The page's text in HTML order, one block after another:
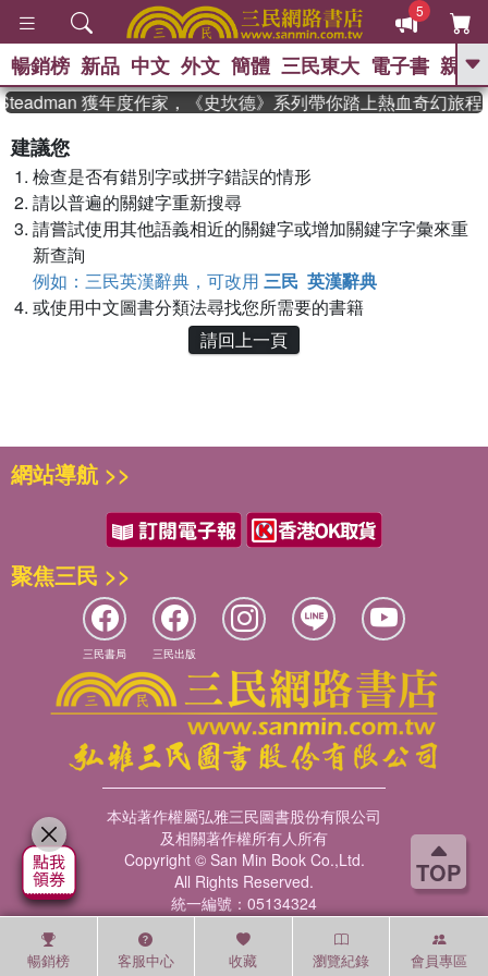
TOP
5
GO
推薦 、 國際布克獎 臺灣漫遊錄
念華
孩：黎曼猜想 、 偉大的迷走神經
暢銷榜 新品 中文 外文 簡體 三民東大 電子書 親子
獲年度作家，《史坎德》系列帶你踏上熱血奇幻旅程
建議您
檢查是否有錯別字或拼字錯誤的情形
請以普遍的關鍵字重新搜尋
請嘗試使用其他語義相近的關鍵字或增加關鍵字字彙來重
新查詢
例如：三民英漢辭典，可改用 三民 英漢辭典
或使用中文圖書分類法尋找您所需要的書籍
請回上一頁
暢銷榜 客服中心 收藏 瀏覽紀錄 會員專區
網站導航 >>
聚焦三民 >>
三民書局 三民出版
本站著作權屬弘雅三民圖書股份有限公司
及相關著作權所有人所有
Copyright © San Min Book Co.,Ltd.
All Rights Reserved.
統一編號：05134324